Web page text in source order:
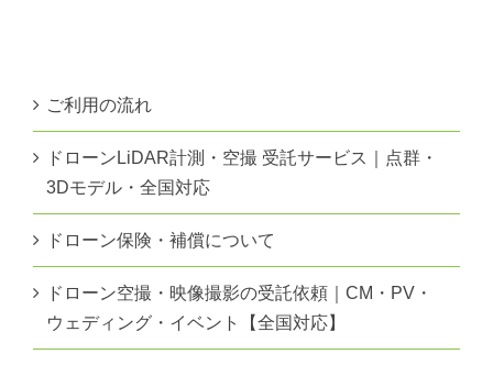
ご利用の流れ
ドローンLiDAR計測・空撮 受託サービス｜点群・
3Dモデル・全国対応
ドローン保険・補償について
ドローン空撮・映像撮影の受託依頼｜CM・PV・
ウェディング・イベント【全国対応】